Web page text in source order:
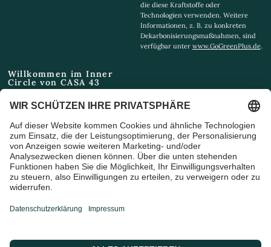
die diese Kraftstoffe oder
Technologien verwenden. Weitere
Informationen, z. B. zu konkreten
Dekarbonisierungsmaßnahmen, sind
verfügbar unter www.GoGreenPlus.de.
Willkommen im Inner
Circle von CASA 43
Email
Ich bin damit einverstanden,
Marketing-E-Mails und
Sonderangebote zu erhalten
© 2026 CASA 43 Concept, Powered by shopify